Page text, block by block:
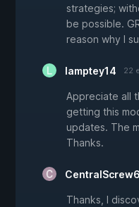
strategies;
be possible.
reason why I
lamptey14 22
Appreciate all
getting this
updates. The
Thanks.
Thanks, I